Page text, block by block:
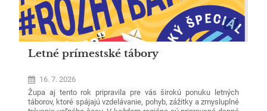
Letné prímestské tábory
16. 7. 2026
Župa aj tento rok pripravila pre vás širokú ponuku letných
táborov, ktoré spájajú vzdelávanie, pohyb, zážitky a zmysluplné